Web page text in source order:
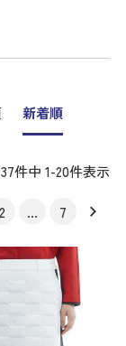
新着順
件中 1-20件表示
2 … 7